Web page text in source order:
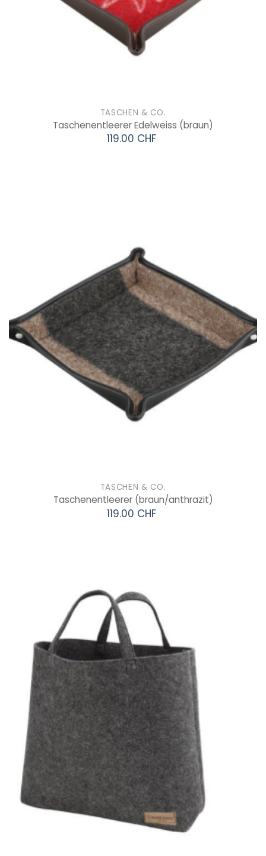
TASCHEN & CO.
Taschenentleerer Edelweiss (braun)
119.00 CHF
TASCHEN & CO.
Taschenentleerer (braun/anthrazit)
119.00 CHF